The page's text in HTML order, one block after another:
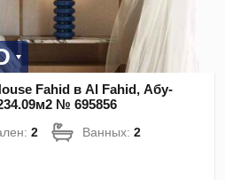
Fahid в Al Fahid, Абу-
№ 695856
2 Ванных:2